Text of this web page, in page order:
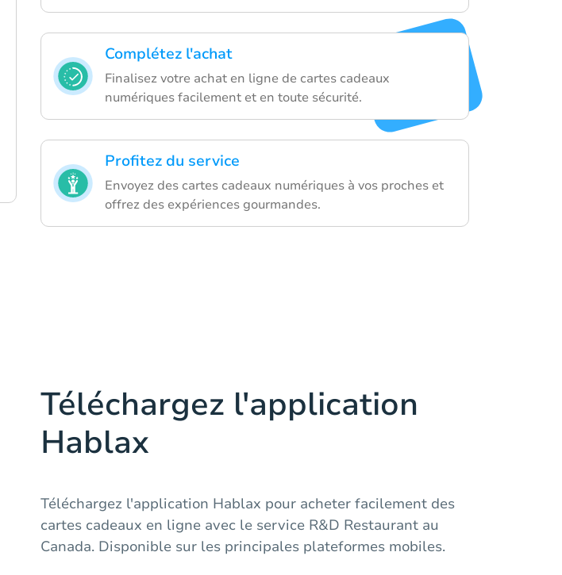
Complétez l'achat
Finalisez votre achat en ligne de cartes cadeaux
numériques facilement et en toute sécurité.
Profitez du service
Envoyez des cartes cadeaux numériques à vos proches et
offrez des expériences gourmandes.
Téléchargez l'application
Hablax
Téléchargez l'application Hablax pour acheter facilement des
cartes cadeaux en ligne avec le service R&D Restaurant au
Canada. Disponible sur les principales plateformes mobiles.